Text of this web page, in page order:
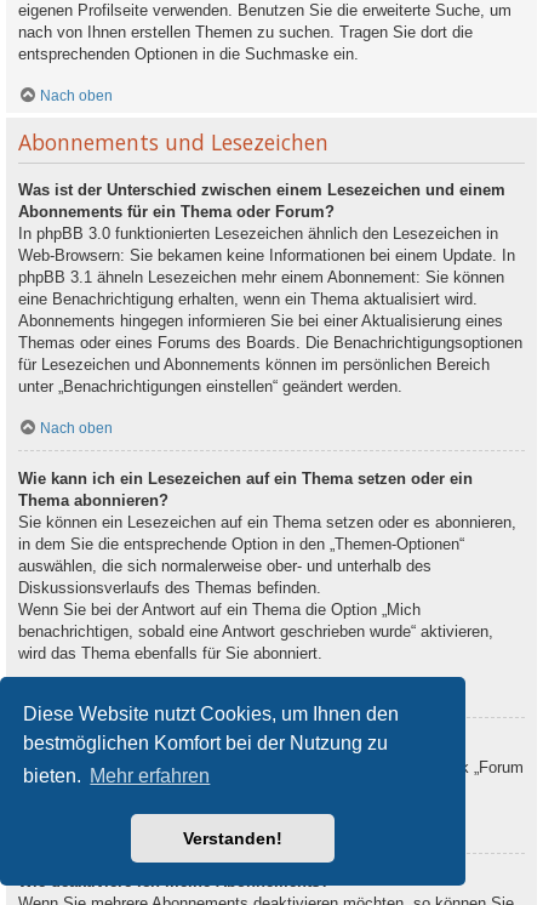
Diese Website nutzt Cookies, um Ihnen den
bestmöglichen Komfort bei der Nutzung zu
bieten. Mehr erfahren
Verstanden!
eigenen Profilseite verwenden. Benutzen Sie die erweiterte Suche, um
nach von Ihnen erstellen Themen zu suchen. Tragen Sie dort die
entsprechenden Optionen in die Suchmaske ein.
Nach oben
Abonnements und Lesezeichen
Was ist der Unterschied zwischen einem Lesezeichen und einem
Abonnements für ein Thema oder Forum?
In phpBB 3.0 funktionierten Lesezeichen ähnlich den Lesezeichen in
Web-Browsern: Sie bekamen keine Informationen bei einem Update. In
phpBB 3.1 ähneln Lesezeichen mehr einem Abonnement: Sie können
eine Benachrichtigung erhalten, wenn ein Thema aktualisiert wird.
Abonnements hingegen informieren Sie bei einer Aktualisierung eines
Themas oder eines Forums des Boards. Die Benachrichtigungsoptionen
für Lesezeichen und Abonnements können im persönlichen Bereich
unter „Benachrichtigungen einstellen“ geändert werden.
Nach oben
Wie kann ich ein Lesezeichen auf ein Thema setzen oder ein
Thema abonnieren?
Sie können ein Lesezeichen auf ein Thema setzen oder es abonnieren,
in dem Sie die entsprechende Option in den „Themen-Optionen“
auswählen, die sich normalerweise ober- und unterhalb des
Diskussionsverlaufs des Themas befinden.
Wenn Sie bei der Antwort auf ein Thema die Option „Mich
benachrichtigen, sobald eine Antwort geschrieben wurde“ aktivieren,
wird das Thema ebenfalls für Sie abonniert.
Wie kann ich ein Forum abonnieren?
Um ein Forum zu abonnieren, verwenden Sie im Forum den Link „Forum
abonnieren“, der sich meist am Ende der Seite befindet.